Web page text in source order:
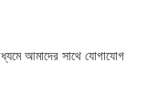
আমাদের সাথে যোগাযোগ